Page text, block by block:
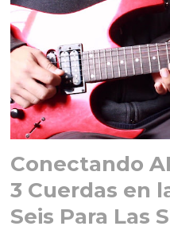
Conectando
3 Cuerdas en
Seis Para Las